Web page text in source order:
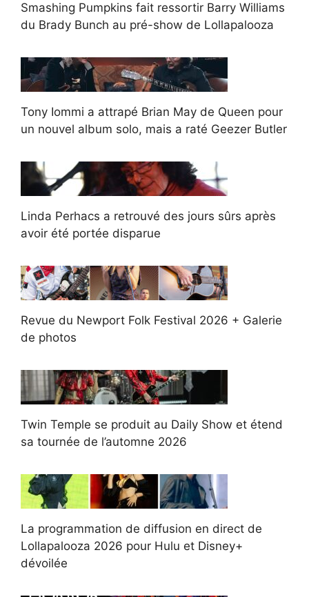
Smashing Pumpkins fait ressortir Barry Williams
du Brady Bunch au pré-show de Lollapalooza
Tony Iommi a attrapé Brian May de Queen pour
un nouvel album solo, mais a raté Geezer Butler
Linda Perhacs a retrouvé des jours sûrs après
avoir été portée disparue
Revue du Newport Folk Festival 2026 + Galerie
de photos
Twin Temple se produit au Daily Show et étend
sa tournée de l’automne 2026
La programmation de diffusion en direct de
Lollapalooza 2026 pour Hulu et Disney+
dévoilée